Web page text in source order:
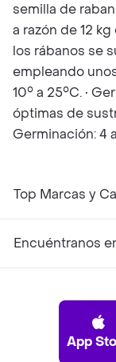
semilla de
a razón de 12
los rábanos se
empleando
10° a 25°C. •
óptimas de
Germinación: 4
Top Marcas y
Encuéntranos
App